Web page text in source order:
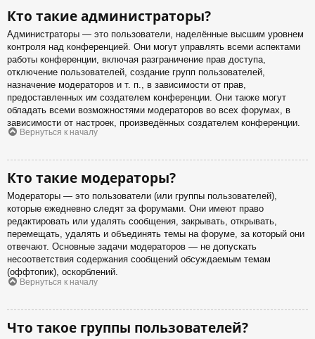
Кто такие администраторы?
Администраторы — это пользователи, наделённые высшим уровнем
контроля над конференцией. Они могут управлять всеми аспектами
работы конференции, включая разграничение прав доступа,
отключение пользователей, создание групп пользователей,
назначение модераторов и т. п., в зависимости от прав,
предоставленных им создателем конференции. Они также могут
обладать всеми возможностями модераторов во всех форумах, в
зависимости от настроек, произведённых создателем конференции.
Вернуться к началу
Кто такие модераторы?
Модераторы — это пользователи (или группы пользователей),
которые ежедневно следят за форумами. Они имеют право
редактировать или удалять сообщения, закрывать, открывать,
перемещать, удалять и объединять темы на форуме, за который они
отвечают. Основные задачи модераторов — не допускать
несоответствия содержания сообщений обсуждаемым темам
(оффтопик), оскорблений.
Вернуться к началу
Что такое группы пользователей?